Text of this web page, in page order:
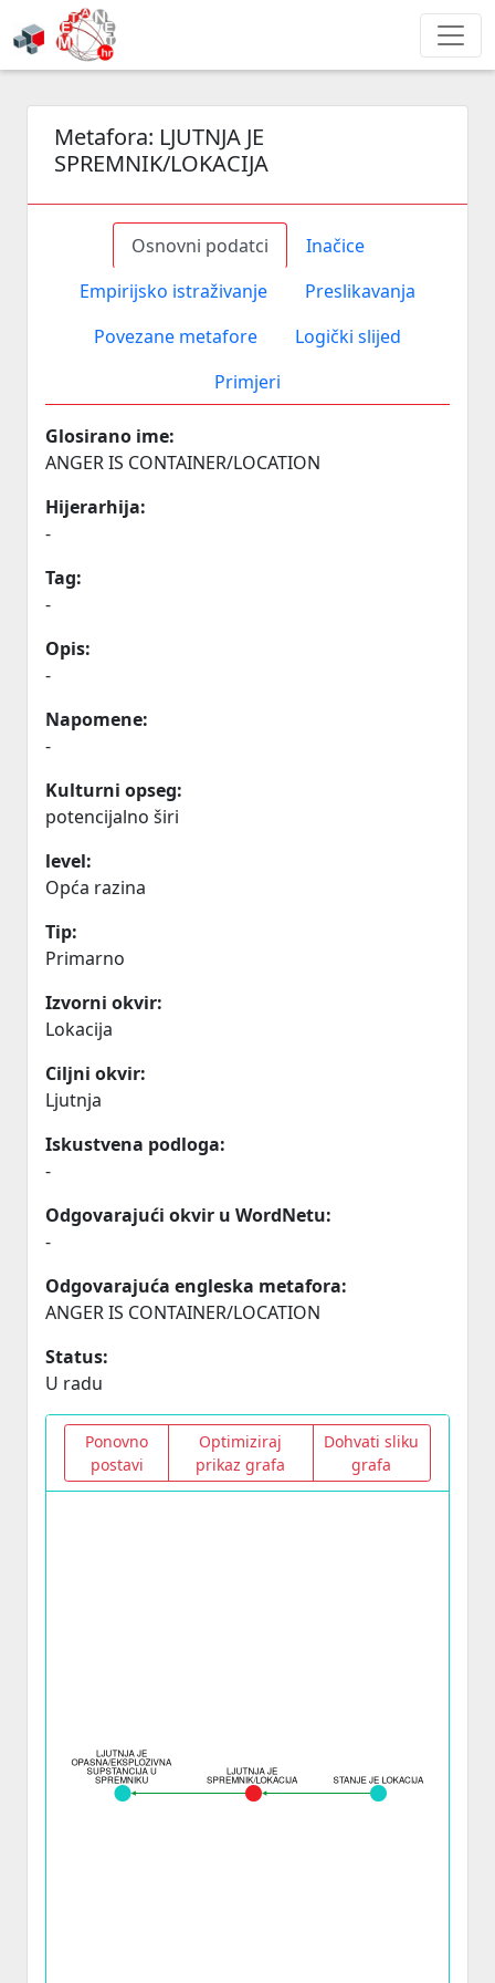
Metafora: LJUTNJA JE
SPREMNIK/LOKACIJA
Osnovni podatci
Inačice
Empirijsko istraživanje
Preslikavanja
Povezane metafore
Logički slijed
Primjeri
Glosirano ime:
ANGER IS CONTAINER/LOCATION
Hijerarhija:
-
Tag:
-
Opis:
-
Napomene:
-
Kulturni opseg:
potencijalno širi
level:
Opća razina
Tip:
Primarno
Izvorni okvir:
Lokacija
Ciljni okvir:
Ljutnja
Iskustvena podloga:
-
Odgovarajući okvir u WordNetu:
-
Odgovarajuća engleska metafora:
ANGER IS CONTAINER/LOCATION
Status:
U radu
Ponovno
postavi
Optimiziraj
prikaz grafa
Dohvati sliku
grafa